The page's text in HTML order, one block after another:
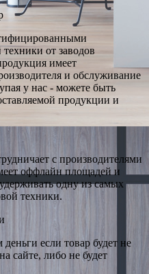
от заводов
имеет
и обслуживание
у нас - можете быть
продукции и
с производителями
оффлайн площадей и
одну из самых
техники.
если товар будет не
сайте, либо не будет